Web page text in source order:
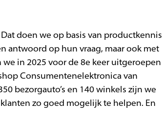
doen we op basis van productkennis
antwoord op hun vraag, maar ook met
in 2025 voor de 8e keer uitgeroepen
Consumentenelektronica van
bezorgauto’s en 140 winkels zijn we
zo goed mogelijk te helpen. En